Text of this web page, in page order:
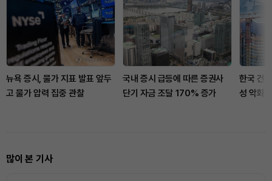
뉴욕 증시, 물가 지표 발표 앞두
고 물가 압력 집중 관찰
국내 증시 급등에 따른 증권사
단기 자금 조달 170% 증가
한국 건
성 악화
많이 본 기사